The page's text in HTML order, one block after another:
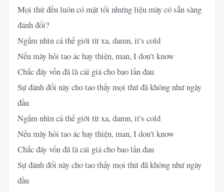
Mọi thứ đều luôn có mặt tối nhưng liệu mày có sẵn sàng
đánh đổi?
Ngắm nhìn cả thế giới từ xa, damn, it's cold
Nếu mày hỏi tao ác hay thiện, man, I don't know
Chắc đây vốn đã là cái giá cho bao lần đau
Sự đánh đổi này cho tao thấy mọi thứ đã không như ngày
đầu
Ngắm nhìn cả thế giới từ xa, damn, it's cold
Nếu mày hỏi tao ác hay thiện, man, I don't know
Chắc đây vốn đã là cái giá cho bao lần đau
Sự đánh đổi này cho tao thấy mọi thứ đã không như ngày
đầu